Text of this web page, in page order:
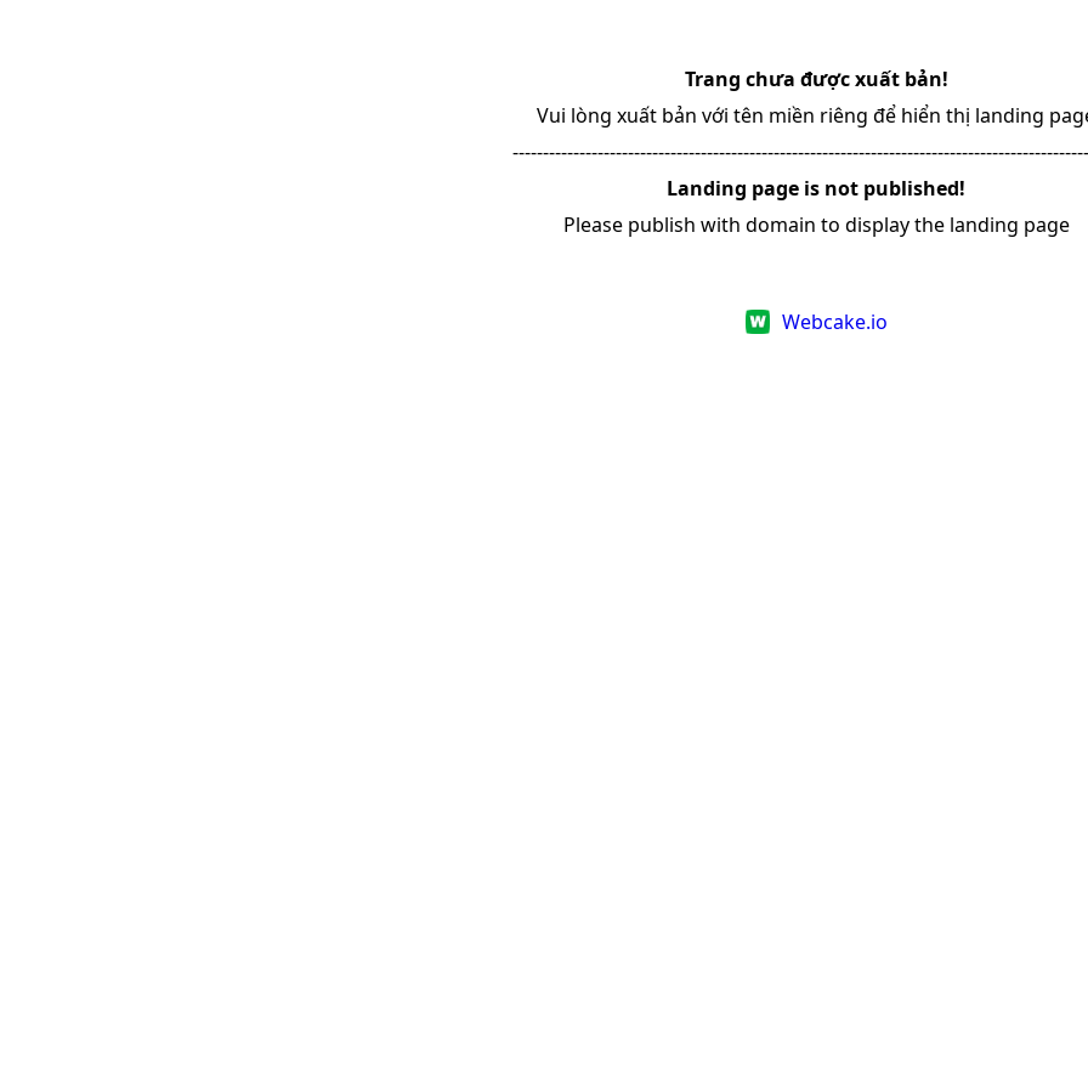
Trang chưa được xuất bản!
Vui lòng xuất bản với tên miền riêng để hiển thị landing
Landing page is not published!
Please publish with domain to display the landing page
Webcake.io